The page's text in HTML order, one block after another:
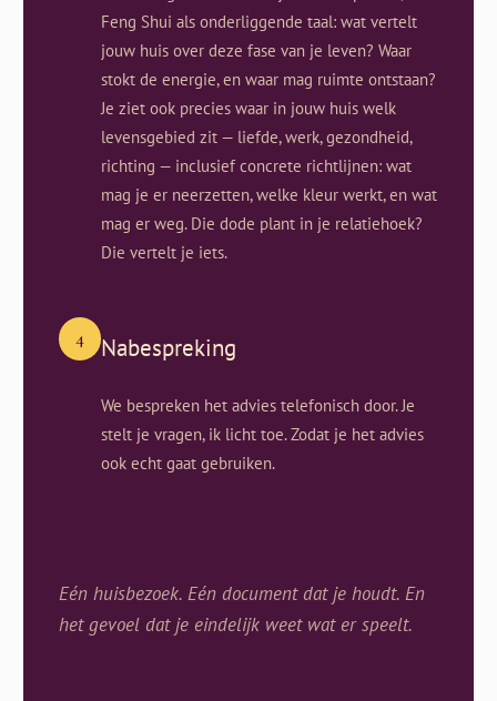
Feng Shui als onderliggende taal: wat vertelt
jouw huis over deze fase van je leven? Waar
stokt de energie, en waar mag ruimte ontstaan?
Je ziet ook precies waar in jouw huis welk
levensgebied zit — liefde, werk, gezondheid,
richting — inclusief concrete richtlijnen: wat
mag je er neerzetten, welke kleur werkt, en wat
mag er weg. Die dode plant in je relatiehoek?
Die vertelt je iets.
4 Nabespreking
We bespreken het advies telefonisch door. Je
stelt je vragen, ik licht toe. Zodat je het advies
ook echt gaat gebruiken.
Eén huisbezoek. Eén document dat je houdt. En
het gevoel dat je eindelijk weet wat er speelt.